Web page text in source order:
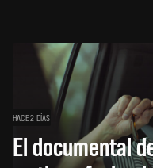
HACE 2 DÍAS
El documental